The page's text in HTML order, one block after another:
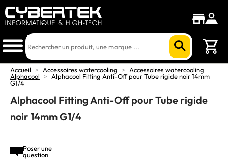
Accueil > Accessoires watercooling >
Accessoires watercooling
Alphacool
>
Alphacool Fitting Anti-Off pour Tube rigide noir 14mm
G1/4
Alphacool Fitting Anti-Off pour Tube rigide
noir 14mm G1/4
Poser une
question